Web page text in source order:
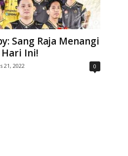
Sang Raja Menangi
Ini!
21, 2022 0